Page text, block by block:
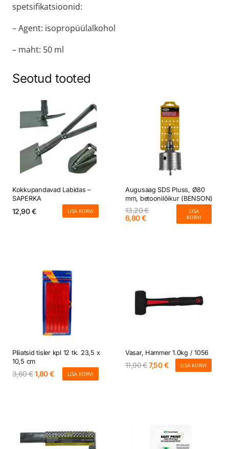
spetsifikatsioonid:
– Agent: isopropüülalkohol
– maht: 50 ml
Seotud tooted
Kokkupandavad Labidas –
SAPERKA
12,90€ LISA KORVI
Augusaag SDS Pluss, Ø80
mm, betoonilõikur (BENSON)
13,20€
Algne
hind
6,80€Current
LISA
KORVI
Pliiatsid tisler kpl 12 tk. 23,5 x
10,5 cm
3,60€Algne
hind
1,80€Current
price
LISA KORVI
Vasar, Hammer 1.0kg / 1056
11,90€Algne
hind
7,50€Current
price
LISA KORVI